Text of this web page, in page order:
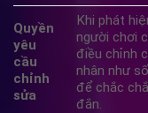
Quyền
yêu
cầu
chỉnh
sửa
Khi phát
người chơi
điều chỉnh
nhân như
để chắc
đắn.